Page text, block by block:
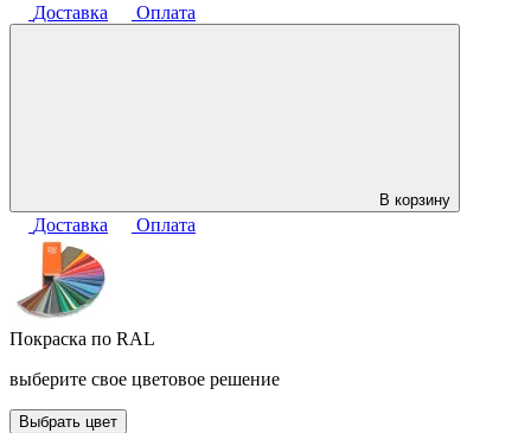
Доставка
Оплата
В корзину
Доставка Оплата
Покраска по RAL
выберите свое цветовое решение
Выбрать цвет